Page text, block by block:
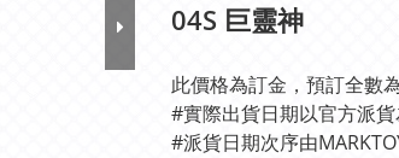
04S 巨靈神
此價格為訂金，預訂全數
#派貨日期次序由